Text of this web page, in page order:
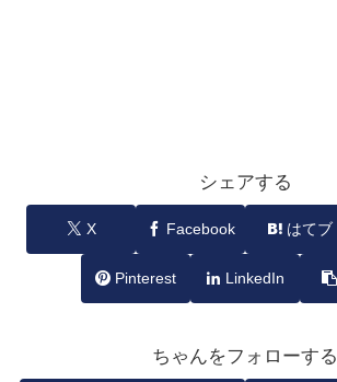
シェアする
X Facebook はてブ
Pinterest LinkedIn
ちゃんをフォローする